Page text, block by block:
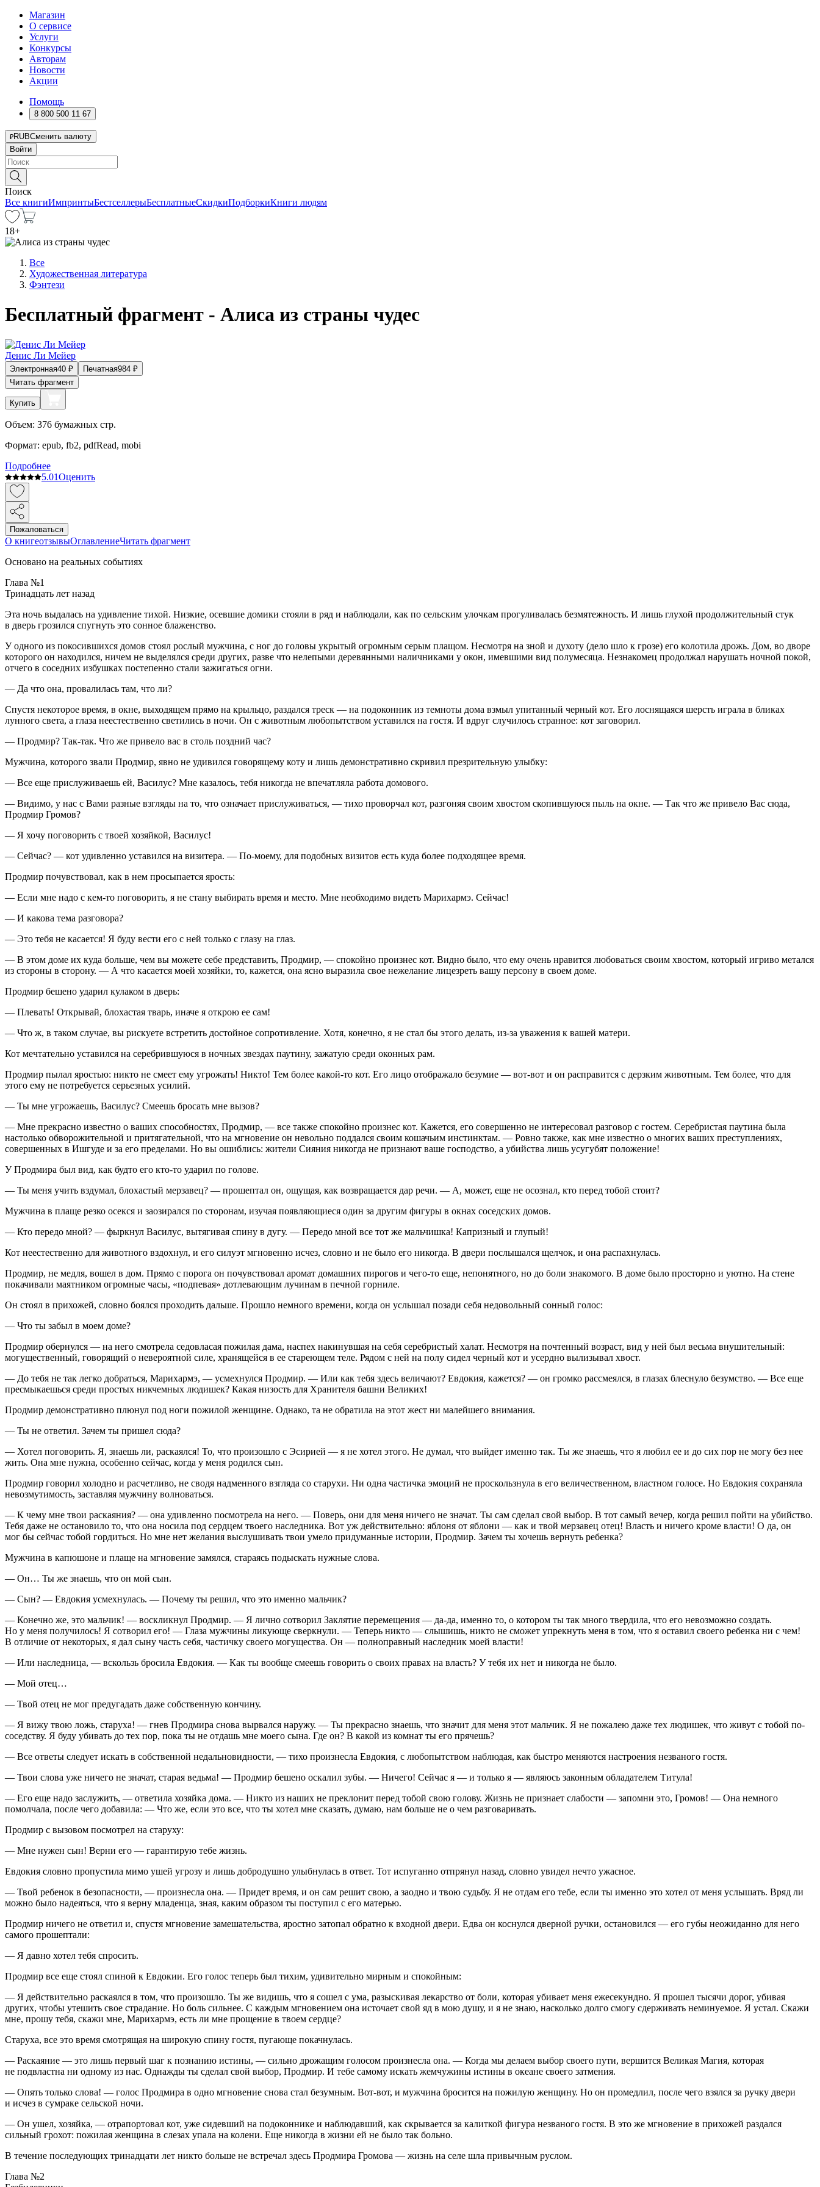
Магазин
О сервисе
Услуги
Конкурсы
Авторам
Новости
Акции
Помощь
8 800 500 11 67
RUBСменить валюту
Войти
Поиск
Все книгиИмпринтыБестселлерыБесплатныеСкидкиПодборкиКниги людям
18+
Все
Художественная литература
Фэнтези
Бесплатный фрагмент - Алиса из страны чудес
Денис Ли Мейер
Электронная40 ₽ Печатная984 ₽
Читать фрагмент
Купить
Объем: 376 бумажных стр.
Формат: epub, fb2, pdfRead, mobi
Подробнее
5.01Оценить
Пожаловаться
О книгеотзывыОглавлениеЧитать фрагмент
Основано на реальных событиях
Глава №1
Тринадцать лет назад
Эта ночь выдалась на удивление тихой. Низкие, осевшие домики стояли в ряд и наблюдали, как по сельским улочкам прогуливалась безмятежность. И лишь глухой продолжительный стук
в дверь грозился спугнуть это сонное блаженство.
У одного из покосившихся домов стоял рослый мужчина, с ног до головы укрытый огромным серым плащом. Несмотря на зной и духоту (дело шло к грозе) его колотила дрожь. Дом, во дворе
которого он находился, ничем не выделялся среди других, разве что нелепыми деревянными наличниками у окон, имевшими вид полумесяца. Незнакомец продолжал нарушать ночной покой,
отчего в соседних избушках постепенно стали зажигаться огни.
— Да что она, провалилась там, что ли?
Спустя некоторое время, в окне, выходящем прямо на крыльцо, раздался треск — на подоконник из темноты дома взмыл упитанный черный кот. Его лоснящаяся шерсть играла в бликах
лунного света, а глаза неестественно светились в ночи. Он с животным любопытством уставился на гостя. И вдруг случилось странное: кот заговорил.
— Продмир? Так-так. Что же привело вас в столь поздний час?
Мужчина, которого звали Продмир, явно не удивился говорящему коту и лишь демонстративно скривил презрительную улыбку:
— Все еще прислуживаешь ей, Василус? Мне казалось, тебя никогда не впечатляла работа домового.
— Видимо, у нас с Вами разные взгляды на то, что означает прислуживаться, — тихо проворчал кот, разгоняя своим хвостом скопившуюся пыль на окне. — Так что же привело Вас сюда,
Продмир Громов?
— Я хочу поговорить с твоей хозяйкой, Василус!
— Сейчас? — кот удивленно уставился на визитера. — По-моему, для подобных визитов есть куда более подходящее время.
Продмир почувствовал, как в нем просыпается ярость:
— Если мне надо с кем-то поговорить, я не стану выбирать время и место. Мне необходимо видеть Марихармэ. Сейчас!
— И какова тема разговора?
— Это тебя не касается! Я буду вести его с ней только с глазу на глаз.
— В этом доме их куда больше, чем вы можете себе представить, Продмир, — спокойно произнес кот. Видно было, что ему очень нравится любоваться своим хвостом, который игриво метался
из стороны в сторону. — А что касается моей хозяйки, то, кажется, она ясно выразила свое нежелание лицезреть вашу персону в своем доме.
Продмир бешено ударил кулаком в дверь:
— Плевать! Открывай, блохастая тварь, иначе я открою ее сам!
— Что ж, в таком случае, вы рискуете встретить достойное сопротивление. Хотя, конечно, я не стал бы этого делать, из-за уважения к вашей матери.
Кот мечтательно уставился на серебрившуюся в ночных звездах паутину, зажатую среди оконных рам.
Продмир пылал яростью: никто не смеет ему угрожать! Никто! Тем более какой-то кот. Его лицо отображало безумие — вот-вот и он расправится с дерзким животным. Тем более, что для
этого ему не потребуется серьезных усилий.
— Ты мне угрожаешь, Василус? Смеешь бросать мне вызов?
— Мне прекрасно известно о ваших способностях, Продмир, — все также спокойно произнес кот. Кажется, его совершенно не интересовал разговор с гостем. Серебристая паутина была
настолько обворожительной и притягательной, что на мгновение он невольно поддался своим кошачьим инстинктам. — Ровно также, как мне известно о многих ваших преступлениях,
совершенных в Ишгуде и за его пределами. Но вы ошиблись: жители Сияния никогда не признают ваше господство, а убийства лишь усугубят положение!
У Продмира был вид, как будто его кто-то ударил по голове.
— Ты меня учить вздумал, блохастый мерзавец? — прошептал он, ощущая, как возвращается дар речи. — А, может, еще не осознал, кто перед тобой стоит?
Мужчина в плаще резко осекся и заозирался по сторонам, изучая появляющиеся один за другим фигуры в окнах соседских домов.
— Кто передо мной? — фыркнул Василус, вытягивая спину в дугу. — Передо мной все тот же мальчишка! Капризный и глупый!
Кот неестественно для животного вздохнул, и его силуэт мгновенно исчез, словно и не было его никогда. В двери послышался щелчок, и она распахнулась.
Продмир, не медля, вошел в дом. Прямо с порога он почувствовал аромат домашних пирогов и чего-то еще, непонятного, но до боли знакомого. В доме было просторно и уютно. На стене
покачивали маятником огромные часы, «подпевая» дотлевающим лучинам в печной горниле.
Он стоял в прихожей, словно боялся проходить дальше. Прошло немного времени, когда он услышал позади себя недовольный сонный голос:
— Что ты забыл в моем доме?
Продмир обернулся — на него смотрела седовласая пожилая дама, наспех накинувшая на себя серебристый халат. Несмотря на почтенный возраст, вид у ней был весьма внушительный:
могущественный, говорящий о невероятной силе, хранящейся в ее стареющем теле. Рядом с ней на полу сидел черный кот и усердно вылизывал хвост.
— До тебя не так легко добраться, Марихармэ, — усмехнулся Продмир. — Или как тебя здесь величают? Евдокия, кажется? — он громко рассмеялся, в глазах блеснуло безумство. — Все еще
пресмыкаешься среди простых никчемных людишек? Какая низость для Хранителя башни Великих!
Продмир демонстративно плюнул под ноги пожилой женщине. Однако, та не обратила на этот жест ни малейшего внимания.
— Ты не ответил. Зачем ты пришел сюда?
— Хотел поговорить. Я, знаешь ли, раскаялся! То, что произошло с Эсирией — я не хотел этого. Не думал, что выйдет именно так. Ты же знаешь, что я любил ее и до сих пор не могу без нее
жить. Она мне нужна, особенно сейчас, когда у меня родился сын.
Продмир говорил холодно и расчетливо, не сводя надменного взгляда со старухи. Ни одна частичка эмоций не проскользнула в его величественном, властном голосе. Но Евдокия сохраняла
невозмутимость, заставляя мужчину волноваться.
— К чему мне твои раскаяния? — она удивленно посмотрела на него. — Поверь, они для меня ничего не значат. Ты сам сделал свой выбор. В тот самый вечер, когда решил пойти на убийство.
Тебя даже не остановило то, что она носила под сердцем твоего наследника. Вот уж действительно: яблоня от яблони — как и твой мерзавец отец! Власть и ничего кроме власти! О да, он
мог бы сейчас тобой гордиться. Но мне нет желания выслушивать твои умело придуманные истории, Продмир. Зачем ты хочешь вернуть ребенка?
Мужчина в капюшоне и плаще на мгновение замялся, стараясь подыскать нужные слова.
— Он… Ты же знаешь, что он мой сын.
— Сын? — Евдокия усмехнулась. — Почему ты решил, что это именно мальчик?
— Конечно же, это мальчик! — воскликнул Продмир. — Я лично сотворил Заклятие перемещения — да-да, именно то, о котором ты так много твердила, что его невозможно создать.
Но у меня получилось! Я сотворил его! — Глаза мужчины ликующе сверкнули. — Теперь никто — слышишь, никто не сможет упрекнуть меня в том, что я оставил своего ребенка ни с чем!
В отличие от некоторых, я дал сыну часть себя, частичку своего могущества. Он — полноправный наследник моей власти!
— Или наследница, — вскользь бросила Евдокия. — Как ты вообще смеешь говорить о своих правах на власть? У тебя их нет и никогда не было.
— Мой отец…
— Твой отец не мог предугадать даже собственную кончину.
— Я вижу твою ложь, старуха! — гнев Продмира снова вырвался наружу. — Ты прекрасно знаешь, что значит для меня этот мальчик. Я не пожалею даже тех людишек, что живут с тобой по-
соседству. Я буду убивать до тех пор, пока ты не отдашь мне моего сына. Где он? В какой из комнат ты его прячешь?
— Все ответы следует искать в собственной недальновидности, — тихо произнесла Евдокия, с любопытством наблюдая, как быстро меняются настроения незваного гостя.
— Твои слова уже ничего не значат, старая ведьма! — Продмир бешено оскалил зубы. — Ничего! Сейчас я — и только я — являюсь законным обладателем Титула!
— Его еще надо заслужить, — ответила хозяйка дома. — Никто из наших не преклонит перед тобой свою голову. Жизнь не признает слабости — запомни это, Громов! — Она немного
помолчала, после чего добавила: — Что же, если это все, что ты хотел мне сказать, думаю, нам больше не о чем разговаривать.
Продмир с вызовом посмотрел на старуху:
— Мне нужен сын! Верни его — гарантирую тебе жизнь.
Евдокия словно пропустила мимо ушей угрозу и лишь добродушно улыбнулась в ответ. Тот испуганно отпрянул назад, словно увидел нечто ужасное.
— Твой ребенок в безопасности, — произнесла она. — Придет время, и он сам решит свою, а заодно и твою судьбу. Я не отдам его тебе, если ты именно это хотел от меня услышать. Вряд ли
можно было надеяться, что я верну младенца, зная, каким образом ты поступил с его матерью.
Продмир ничего не ответил и, спустя мгновение замешательства, яростно затопал обратно к входной двери. Едва он коснулся дверной ручки, остановился — его губы неожиданно для него
самого прошептали:
— Я давно хотел тебя спросить.
Продмир все еще стоял спиной к Евдокии. Его голос теперь был тихим, удивительно мирным и спокойным:
— Я действительно раскаялся в том, что произошло. Ты же видишь, что я сошел с ума, разыскивая лекарство от боли, которая убивает меня ежесекундно. Я прошел тысячи дорог, убивая
других, чтобы утешить свое страдание. Но боль сильнее. С каждым мгновением она источает свой яд в мою душу, и я не знаю, насколько долго смогу сдерживать неминуемое. Я устал. Скажи
мне, прошу тебя, скажи мне, Марихармэ, есть ли мне прощение в твоем сердце?
Старуха, все это время смотрящая на широкую спину гостя, пугающе покачнулась.
— Раскаяние — это лишь первый шаг к познанию истины, — сильно дрожащим голосом произнесла она. — Когда мы делаем выбор своего пути, вершится Великая Магия, которая
не подвластна ни одному из нас. Однажды ты сделал свой выбор, Продмир. И тебе самому искать жемчужины истины в океане своего затмения.
— Опять только слова! — голос Продмира в одно мгновение снова стал безумным. Вот-вот, и мужчина бросится на пожилую женщину. Но он промедлил, после чего взялся за ручку двери
и исчез в сумраке сельской ночи.
— Он ушел, хозяйка, — отрапортовал кот, уже сидевший на подоконнике и наблюдавший, как скрывается за калиткой фигура незваного гостя. В это же мгновение в прихожей раздался
сильный грохот: пожилая женщина в слезах упала на колени. Еще никогда в жизни ей не было так больно.
В течение последующих тринадцати лет никто больше не встречал здесь Продмира Громова — жизнь на селе шла привычным руслом.
Глава №2